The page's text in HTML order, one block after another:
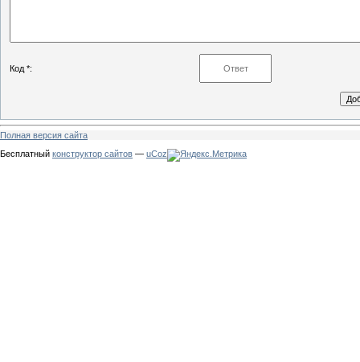
Код *:
Полная версия сайта
Бесплатный конструктор сайтов — uCoz